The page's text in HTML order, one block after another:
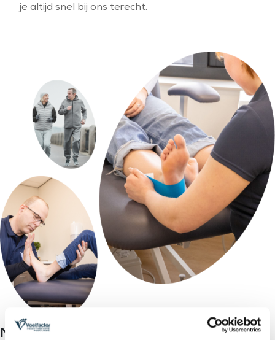
je altijd snel bij ons terecht.
Met pijn of klachten wil je niet doorlopen